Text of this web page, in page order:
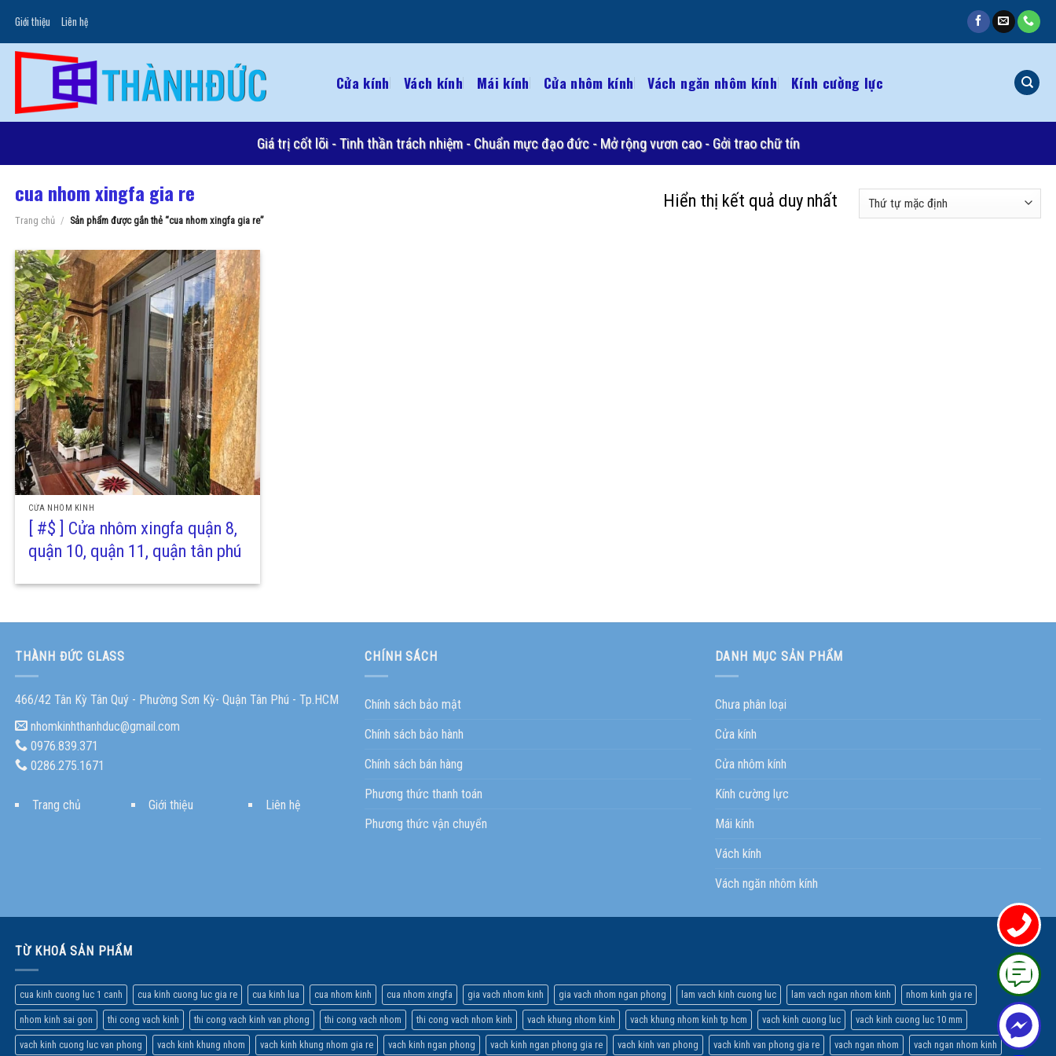
content
Giới thiệu Liên hệ
Cửa kính Vách kính Mái kính Cửa nhôm kính Vách ngăn nhôm kính Kính cường lực
Giá trị cốt lõi - Tinh thần trách nhiệm - Chuẩn mực đạo đức - Mở rộng vươn cao - Gởi trao chữ tín
cua nhom xingfa gia re
Trang chủ / Sản phẩm được gắn thẻ “cua nhom xingfa gia re”
Hiển thị kết quả duy nhất
CỬA NHÔM KÍNH
[ #$ ] Cửa nhôm xingfa quận 8,
quận 10, quận 11, quận tân phú
THÀNH ĐỨC GLASS
466/42 Tân Kỳ Tân Quý - Phường Sơn Kỳ- Quận Tân Phú - Tp.HCM
nhomkinhthanhduc@gmail.com
0976.839.371
0286.275.1671
Trang chủ Giới thiệu Liên hệ
CHÍNH SÁCH
Chính sách bảo mật
Chính sách bảo hành
Chính sách bán hàng
Phương thức thanh toán
Phương thức vận chuyển
DANH MỤC SẢN PHẨM
Chưa phân loại
Cửa kính
Cửa nhôm kính
Kính cường lực
Mái kính
Vách kính
Vách ngăn nhôm kính
TỪ KHOÁ SẢN PHẨM
cua kinh cuong luc 1 canh cua kinh cuong luc gia re cua kinh lua cua nhom kinh cua nhom xingfa gia vach nhom kinh gia vach nhom ngan phong lam vach kinh cuong luc lam vach ngan nhom kinh nhom kinh gia re
nhom kinh sai gon thi cong vach kinh thi cong vach kinh van phong thi cong vach nhom thi cong vach nhom kinh vach khung nhom kinh vach khung nhom kinh tp hcm vach kinh cuong luc vach kinh cuong luc 10 mm
vach kinh cuong luc van phong vach kinh khung nhom vach kinh khung nhom gia re vach kinh ngan phong vach kinh ngan phong gia re vach kinh van phong vach kinh van phong gia re vach ngan nhom vach ngan nhom kinh